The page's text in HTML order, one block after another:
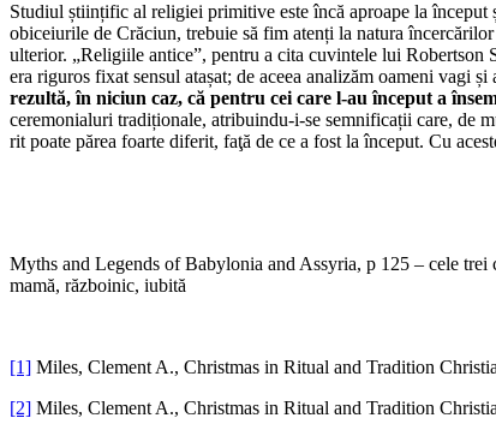
Studiul științific al religiei primitive este încă aproape la
obiceiurile de Crăciun, trebuie să fim atenți la natura
ulterior. „Religiile antice”, pentru a cita cuvintele lui
era riguros fixat sensul atașat; de aceea analizăm oameni vagi
rezultă, în niciun caz, că pentru cei care l-au început a
ceremonialuri tradiționale, atribuindu-i-se semnificații care, de
rit poate părea foarte diferit, faţă de ce a fost la început. Cu
Myths and Legends of Babylonia and Assyria, p 125 – cele trei
mamă, războinic, iubită
[1] Miles, Clement A., Christmas in Ritual and Tradition
[2] Miles, Clement A., Christmas in Ritual and Tradition